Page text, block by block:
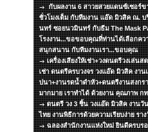
กับผลงาน 6 สาวยสวยแดนซ์เซอร์ข
ชั่วโมงเต็ม กับทีมงาน แอ๊ด มิวสิค ณ.
นทร์ ซอยนวมินทร์ กับธีม The Mask
โรงงาน...ขอขอบคุณที่ท่านได้เลือกคว
สนุกสนาน กับทีมงานเรา...ขอบคุณ
เครื่องเสียงให้เช่า+วงดนตรีวงเล่น
เช่า ดนตรีครบวงจร วงแอ๊ด มิวสิค งาน
ปนา+งานรดน้ำดำหัว+ดนตรีงานสงก
มากมาย เราทำได้ ด้วยงาน คุณภาพ ก
ดนตรี วง 3 ชิ้น วงแอ๊ด มิวสิค งานวั
ไทย งานพิธีการด้วยความเรียบง่าย รา
ฉลองสำนักงานแห่งใหม่ ยินดีครบร